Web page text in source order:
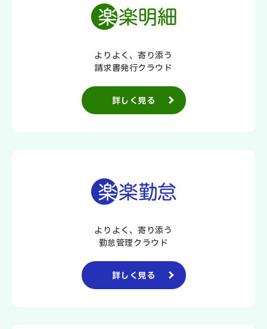
よりよく、寄り添う
請求書発行クラウド
詳しく見る
よりよく、寄り添う
勤怠管理クラウド
詳しく見る